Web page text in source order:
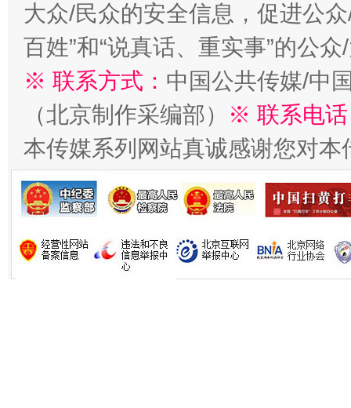
习近平的博鳌关键词
魏明亮
大众/民众的安全信息，促进公
百姓”和“说真话、重实事”的公
※ 联系方式： 中国公共传媒/中
（北京制作采编部）
※ 联系电
本传媒系列网站真诚感谢您对